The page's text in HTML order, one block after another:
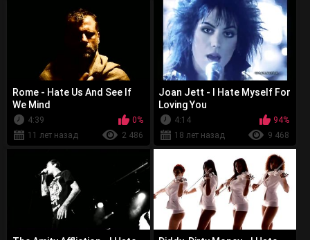
Rome - Hate Us And See If
We Mind
4:39
0%
11 лет назад
2 486
Joan Jett - I Hate Myself For
Loving You
4:14
94%
18 лет назад
9 468